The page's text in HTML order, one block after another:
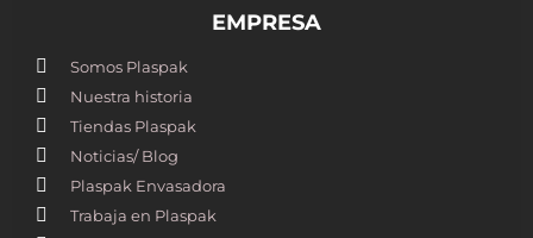
EMPRESA
Somos Plaspak
Nuestra historia
Tiendas Plaspak
Noticias/ Blog
Plaspak Envasadora
Trabaja en Plaspak